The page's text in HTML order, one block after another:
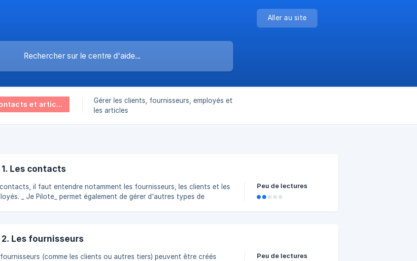
Aller au site
3. Contacts et articles
Gérer les clients, fournisseurs, employés et
les articles
1. Les contacts
contacts, il faut entendre notamment les fournisseurs, les clients et les
également de gérer d'autres types de
contacts, conditions de règlement, ...) utiles pour gérer votre
Peu de lectures
2. Les fournisseurs
fournisseurs (comme les clients ou autres tiers) peuvent être créés
Peu de lectures